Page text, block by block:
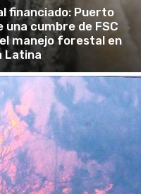
financiado: Puerto
una cumbre de FSC
manejo forestal en
Latina